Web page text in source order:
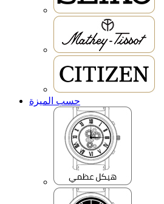
حسب الميزة